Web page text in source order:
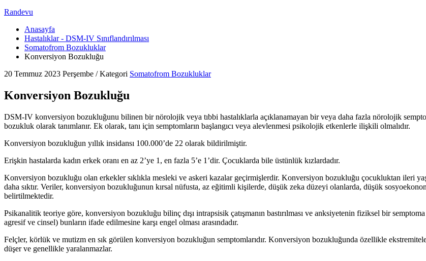
Randevu
Anasayfa
Hastalıklar - DSM-IV Sınıflandırılması
Somatofrom Bozukluklar
Konversiyon Bozukluğu
20 Temmuz 2023 Perşembe /Kategori Somatofrom Bozukluklar
Konversiyon Bozukluğu
DSM-IV konversiyon bozukluğunu bilinen bir nörolojik veya tıbbi hastalıklarla açıklanamayan bir veya daha fazla nörolojik
bozukluk olarak tanımlanır. Ek olarak, tanı için semptomların başlangıcı veya alevlenmesi psikolojik etkenlerle ilişkili olmalıdır.
Konversiyon bozukluğun yıllık insidansı 100.000’de 22 olarak bildirilmiştir.
Erişkin hastalarda kadın erkek oranı en az 2’ye 1, en fazla 5’e 1’dir. Çocuklarda bile üstünlük kızlardadır.
Konversiyon bozukluğu olan erkekler sıklıkla mesleki ve askeri kazalar geçirmişlerdir. Konversiyon bozukluğu çocukluktan ileri
daha sıktır. Veriler, konversiyon bozukluğunun kırsal nüfusta, az eğitimli kişilerde, düşük zeka düzeyi olanlarda, düşük
belirtilmektedir.
Psikanalitik teoriye göre, konversiyon bozukluğu bilinç dışı intrapsisik çatışmanın bastırılması ve anksiyetenin fiziksel bir
agresif ve cinsel) bunların ifade edilmesine karşı engel olması arasındadır.
Felçler, körlük ve mutizm en sık görülen konversiyon bozukluğun semptomlarıdır. Konversiyon bozukluğunda özellikle
düşer ve genellikle yaralanmazlar.